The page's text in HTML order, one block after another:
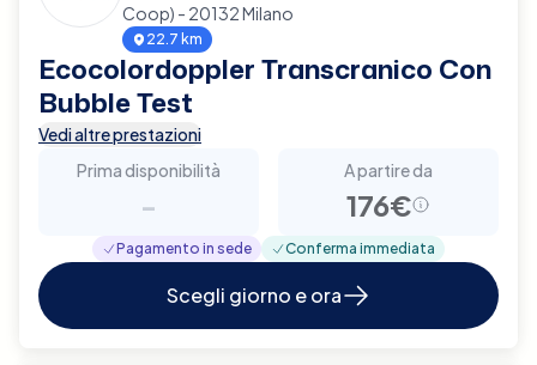
Coop) - 20132 Milano
22.7 km
Ecocolordoppler Transcranico Con
Bubble Test
Vedi altre prestazioni
Prima disponibilità
-
A partire da
176€
Pagamento in sede Conferma immediata
Scegli giorno e ora